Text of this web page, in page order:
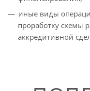
иные виды
проработку схемы
аккредитивной